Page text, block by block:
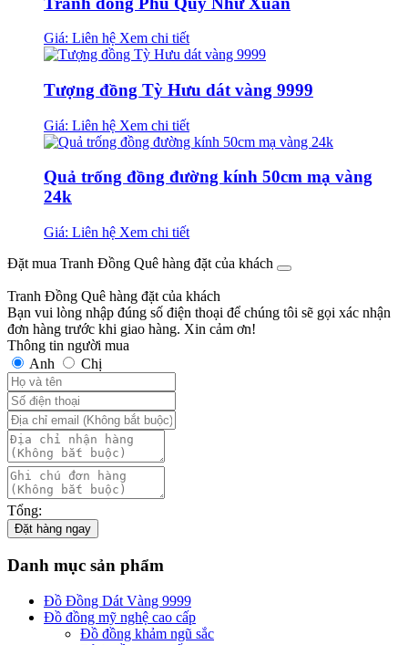
Giá: Liên hệ Xem chi tiết
Tượng đồng Tỳ Hưu dát vàng 9999
Giá: Liên hệ Xem chi tiết
Quả trống đồng đường kính 50cm mạ vàng
24k
Giá: Liên hệ Xem chi tiết
Đặt mua Tranh Đồng Quê hàng đặt của khách
Tranh Đồng Quê hàng đặt của khách
Bạn vui lòng nhập đúng số điện thoại để chúng tôi sẽ gọi xác nhận
đơn hàng trước khi giao hàng. Xin cảm ơn!
Thông tin người mua
Anh
Chị
Tổng:
Đặt hàng ngay
Danh mục sản phẩm
Đồ Đồng Dát Vàng 9999
Đồ đồng mỹ nghệ cao cấp
Đồ đồng khảm ngũ sắc